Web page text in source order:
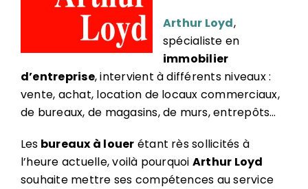
Arthur Loyd,
spécialiste en
immobilier
d’entreprise, intervient à différents niveaux :
vente, achat, location de locaux commerciaux,
de bureaux, de magasins, de murs, entrepôts…
Les bureaux à louer étant rès sollicités à
l’heure actuelle, voilà pourquoi Arthur Loyd
souhaite mettre ses compétences au service